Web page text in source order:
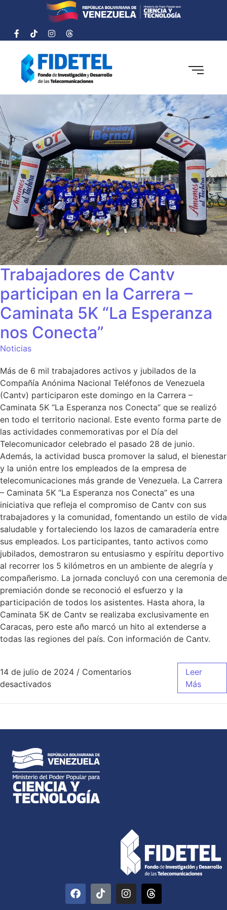
Trabajadores de Cantv
participan en la Carrera –
Caminata 5K “La Esperanza
nos Conecta”
Noticias
Más de 6 mil trabajadores activos y jubilados de la
Compañía Anónima Nacional Teléfonos de Venezuela
(Cantv) participaron este domingo en la Carrera –
Caminata 5K “La Esperanza nos Conecta” que se realizó
en todo el territorio nacional. Este evento forma parte de
las actividades conmemorativas por el Día del
Telecomunicador celebrado el pasado 28 de junio.
Además, la actividad busca promover la salud, el bienestar
y la unión entre los empleados de la empresa de
telecomunicaciones más grande de Venezuela. La Carrera
– Caminata 5K “La Esperanza nos Conecta” es una
iniciativa que refleja el compromiso de Cantv con sus
trabajadores y la comunidad, fomentando un estilo de vida
saludable y fortaleciendo los lazos de camaradería entre
sus empleados. Los participantes, tanto activos como
jubilados, demostraron su entusiasmo y espíritu deportivo
al recorrer los 5 kilómetros en un ambiente de alegría y
compañerismo. La jornada concluyó con una ceremonia de
premiación donde se reconoció el esfuerzo y la
participación de todos los asistentes. Hasta ahora, la
Caminata 5K de Cantv se realizaba exclusivamente en
Caracas, pero este año marcó un hito al extenderse a
todas las regiones del país. Con información de Cantv.
14 de julio de 2024 / Comentarios
desactivados
Leer
Más